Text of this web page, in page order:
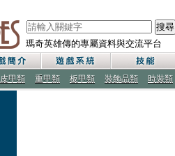
瑪奇英雄傳的專屬資料與交流平台
搜尋
皮甲類 重甲類 板甲類 裝飾品類 時裝類